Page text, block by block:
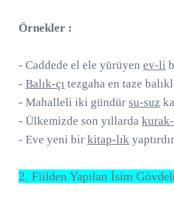
Örnekler :
- Caddede el ele yürüyen ev-li
- Balık-çı tezgaha en taze
- Mahalleli iki gündür su-suz
- Ülkemizde son yıllarda
- Eve yeni bir kitap-lık
2. Fiilden Yapılan İsim